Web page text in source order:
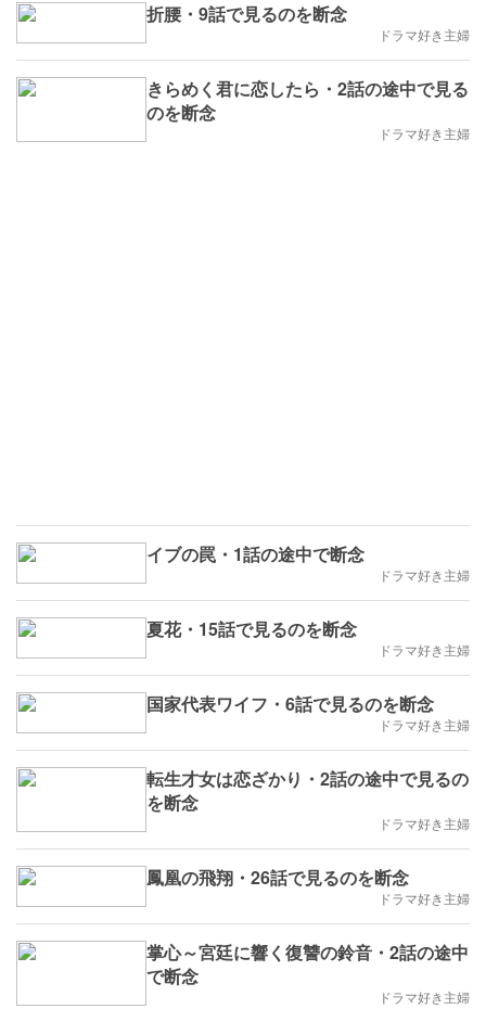
折腰・9話で見るのを断念
ドラマ好き主婦
きらめく君に恋したら・2話の途中で見る
のを断念
ドラマ好き主婦
イブの罠・1話の途中で断念
ドラマ好き主婦
夏花・15話で見るのを断念
ドラマ好き主婦
国家代表ワイフ・6話で見るのを断念
ドラマ好き主婦
転生才女は恋ざかり・2話の途中で見るの
を断念
ドラマ好き主婦
鳳凰の飛翔・26話で見るのを断念
ドラマ好き主婦
掌心～宮廷に響く復讐の鈴音・2話の途中
で断念
ドラマ好き主婦